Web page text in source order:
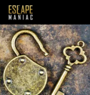
Unter dem Inhalt